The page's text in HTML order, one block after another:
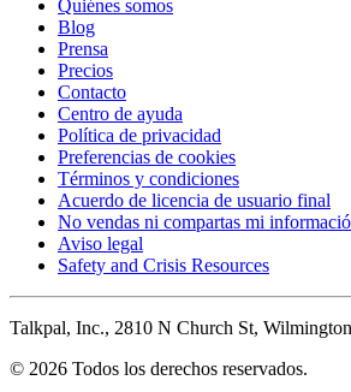
Quiénes somos
Blog
Prensa
Precios
Contacto
Centro de ayuda
Política de privacidad
Preferencias de cookies
Términos y condiciones
Acuerdo de licencia de usuario final
No vendas ni compartas mi
Aviso legal
Safety and Crisis Resources
Talkpal, Inc., 2810 N Church St,
© 2026 Todos los derechos reservados.